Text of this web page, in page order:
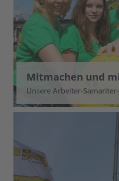
Mitmachen und
Unsere Arbeiter-Samariter-